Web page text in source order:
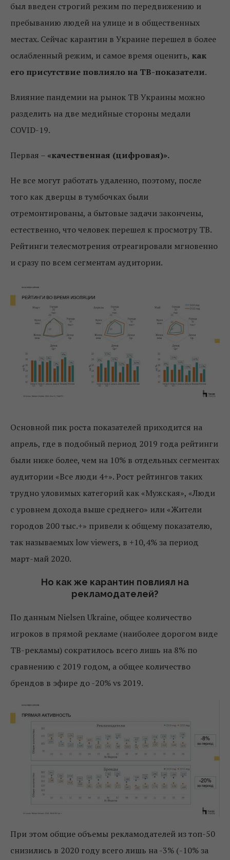
был введен строгий режим по передвижению и
пребыванию людей на улице и в общественных
местах. Сейчас карантин в Украине перешел в более
ослабленный режим, и самое время оценить, как
его присутствие повлияло на ТВ-показатели.
Влияние пандемии на рынок ТВ Украины можно
разделить на две медийные стороны медали
COVID-19.
Первая – «качественная (цифровая)».
Не все могут работать удаленно, поэтому, после
того как дверцы в тумбочках были
отремонтированы, а бытовые задачи закончены,
естественно, что человек перешел к просмотру ТВ.
Рейтинги телесмотрения отреагировали мгновенно
и сразу по всем сегментам аудитории.
Основной пик роста показателей приходится на
апрель, где в подобный период 2019 года рейтинги
были ниже более, чем на 10% в отдельных сегментах
аудитории «Все люди 4+». Рост рейтингов таких
трудно уловимых категорий как «Мужская», «Люди
с уровнем дохода выше среднего» или «Жители
городов 200 тыс.+» привели к общему показателю,
так называемых low viewers, в +10,4% за период
март-май 2020.
Но как же карантин повлиял на
рекламодателей?
По данным Nielsen Ukraine, общее количество
игроков в прямой рекламе (наиболее дорогом виде
ТВ-рекламы) сократилось всего лишь на 8% по
сравнению с 2019 годом, а общее количество
брендов в эфире до -20% vs 2019.
При этом общие объемы рекламодателей из топ-50
снизились в 2020 году всего лишь на -3% (-10% за